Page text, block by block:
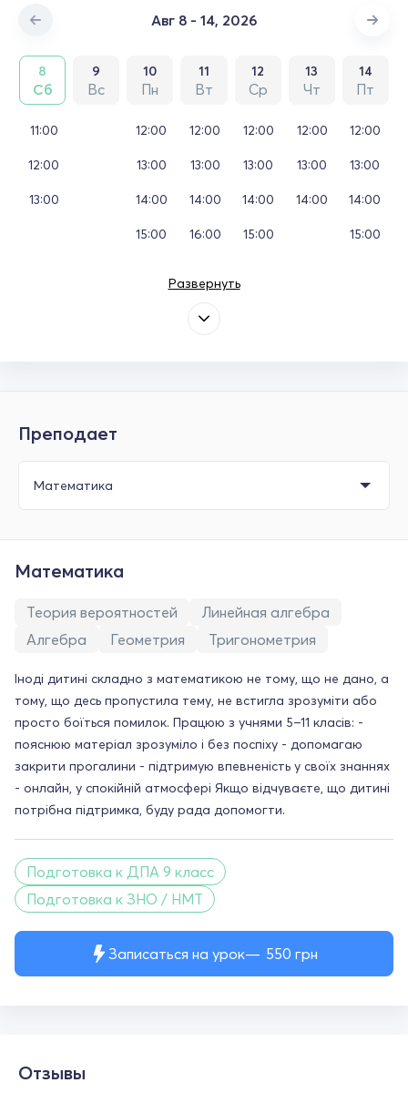
Авг 8 - 14, 2026
8
Сб
9
Вс
10
Пн
11
Вт
12
Ср
13
Чт
14
Пт
11:00
12:00
13:00
12:00
13:00
14:00
15:00
12:00
13:00
14:00
16:00
12:00
13:00
14:00
15:00
12:00
13:00
14:00
12:00
13:00
14:00
15:00
Развернуть
Преподает
Записаться на урок 550 грн
Математика
Теория вероятностей
Линейная алгебра
Алгебра
Геометрия Тригонометрия
Іноді дитині складно з математикою не тому, що не дано, а
тому, що десь пропустила тему, не встигла зрозуміти або
просто боїться помилок. Працюю з учнями 5–11 класів: -
пояснюю матеріал зрозуміло і без поспіху - допомагаю
закрити прогалини - підтримую впевненість у своїх знаннях
- онлайн, у спокійній атмосфері Якщо відчуваєте, що дитині
потрібна підтримка, буду рада допомогти.
Подготовка к ДПА 9 класс
Подготовка к ЗНО / НМТ
Отзывы